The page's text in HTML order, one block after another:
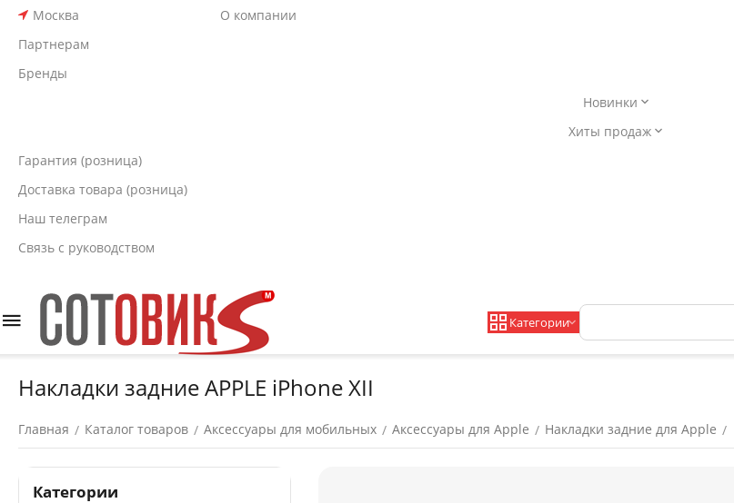
Москва
О компании
Партнерам
Бренды
Новинки
Хиты продаж
Гарантия (розница)
Доставка товара (розница)
Наш телеграм
Связь с руководством
Категории
Накладки задние APPLE iPhone XII
Главная / Каталог товаров / Аксессуары для мобильных / Аксессуары для Apple / Накладки задние для Apple /
Категории